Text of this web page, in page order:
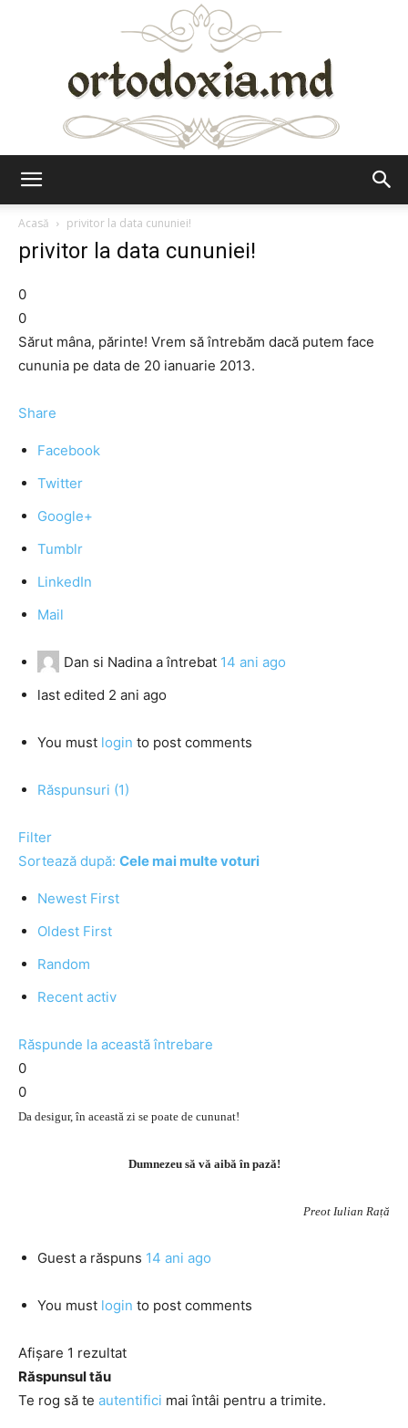
Acasă
privitor la data cununiei!
privitor la data cununiei!
0
0
Sărut mâna, părinte! Vrem să întrebăm dacă putem face
cununia pe data de 20 ianuarie 2013.
Share
Facebook
Twitter
Google+
Tumblr
LinkedIn
Mail
Dan si Nadina a întrebat 14 ani ago
last edited 2 ani ago
You must login to post comments
Răspunsuri (1)
Filter
Sortează după: Cele mai multe voturi
Newest First
Oldest First
Random
Recent activ
Răspunde la această întrebare
0
0
Da desigur, în această zi se poate de cununat!
Dumnezeu să vă aibă în pază!
Preot Iulian Rață
Guest a răspuns 14 ani ago
You must login to post comments
Afișare 1 rezultat
Răspunsul tău
Te rog să te autentifici mai întâi pentru a trimite.